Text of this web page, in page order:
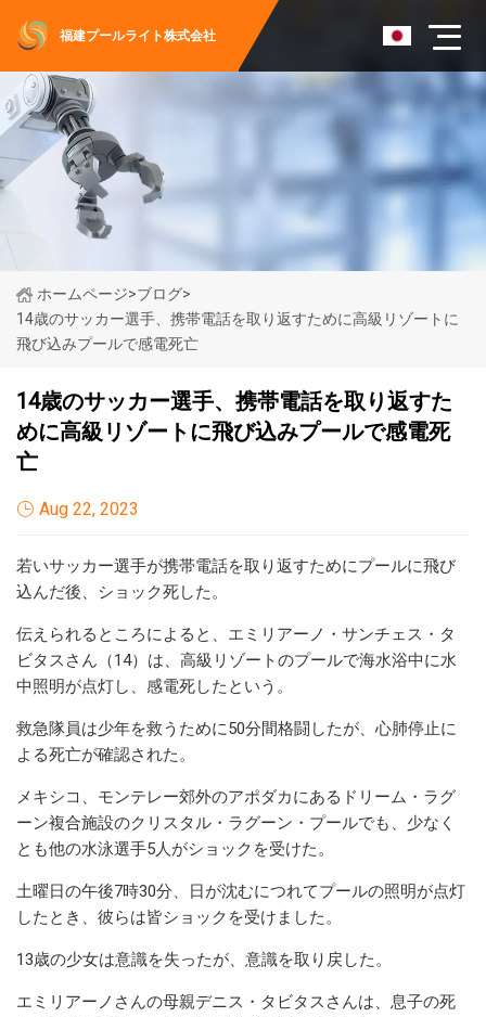
福建プールライト株式会社
ホームページ>ブログ>
14歳のサッカー選手、携帯電話を取り返すために高級リゾートに
飛び込みプールで感電死亡
14歳のサッカー選手、携帯電話を取り返すた
めに高級リゾートに飛び込みプールで感電死
亡
Aug 22, 2023
若いサッカー選手が携帯電話を取り返すためにプールに飛び
込んだ後、ショック死した。
伝えられるところによると、エミリアーノ・サンチェス・タ
ビタスさん（14）は、高級リゾートのプールで海水浴中に水
中照明が点灯し、感電死したという。
救急隊員は少年を救うために50分間格闘したが、心肺停止に
よる死亡が確認された。
メキシコ、モンテレー郊外のアポダカにあるドリーム・ラグ
ーン複合施設のクリスタル・ラグーン・プールでも、少なく
とも他の水泳選手5人がショックを受けた。
土曜日の午後7時30分、日が沈むにつれてプールの照明が点灯
したとき、彼らは皆ショックを受けました。
13歳の少女は意識を失ったが、意識を取り戻した。
エミリアーノさんの母親デニス・タビタスさんは、息子の死